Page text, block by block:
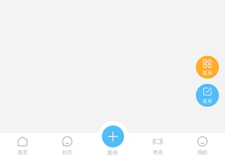

菜单

发布

首页

社区

发布

资讯

我的